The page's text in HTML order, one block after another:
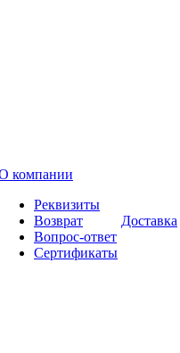
компании
Реквизиты
Возврат
Вопрос-ответ
Сертификаты
Доставка